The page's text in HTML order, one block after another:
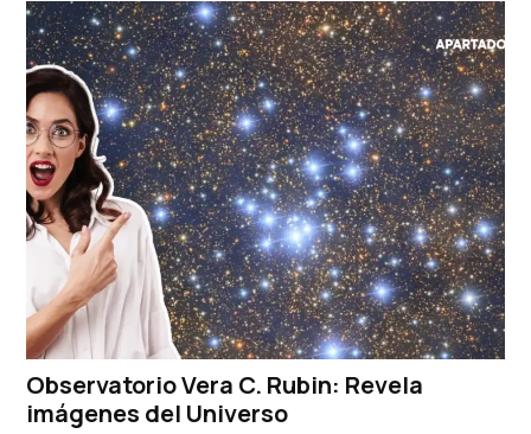
Observatorio Vera C. Rubin: Revela
imágenes del Universo